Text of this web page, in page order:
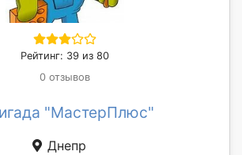
Рейтинг: 39 из 80
0 отзывов
"МастерПлюс"
Днепр